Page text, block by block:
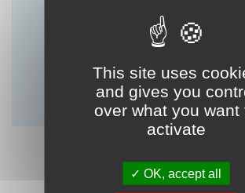
This site uses
and gives you
over what you want
activate
OK, accept all
Le conseil départemental est
proximité à privilégier.
plainte ou formuler des doléances à l'égard
Lien vers la FAQ du CNOM sur la
FAQ procédure disciplinaire
Démarrer